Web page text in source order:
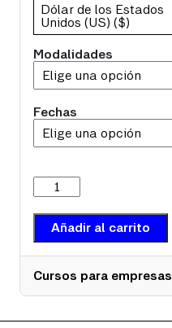
Dólar de los Estados
Unidos (US) ($)
Modalidades
Fechas
Conceptos
básicos
rodamientos
cantidad
Añadir al carrito
Cursos para empresas